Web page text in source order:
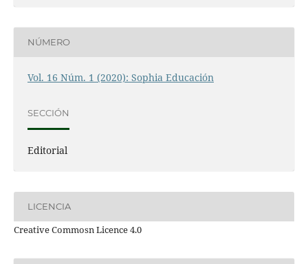
NÚMERO
Vol. 16 Núm. 1 (2020): Sophia Educación
SECCIÓN
Editorial
LICENCIA
Creative Commosn Licence 4.0